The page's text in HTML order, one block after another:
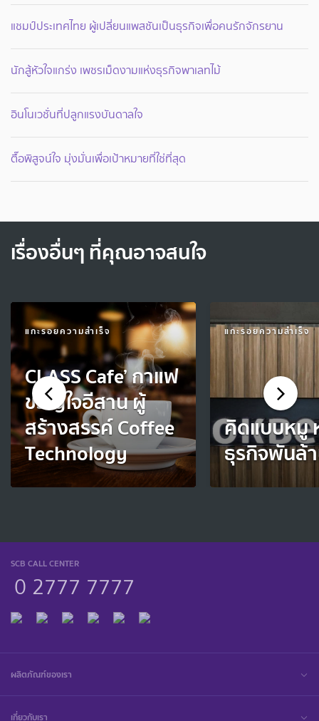
แชมป์ประเทศไทย ผู้เปลี่ยนแพสชันเป็นธุรกิจเพื่อคนรักจักรยาน
นักสู้หัวใจแกร่ง เพชรเม็ดงามแห่งธุรกิจพาเลทไม้
อินโนเวชั่นที่ปลูกแรงบันดาลใจ
ตื๊อพิสูจน์ใจ มุ่งมั่นเพื่อเป้าหมายที่ใช่ที่สุด
เรื่องอื่นๆ ที่คุณอาจสนใจ
แกะรอยความสำเร็จ
CLASS Cafe’ กาแฟ
ขวัญใจอีสาน ผู้
สร้างสรรค์ Coffee
Technology
แกะรอยความสำเร็จ
คิดแบบหมู
ธุรกิจพันล้
SCB CALL CENTER
0 2777 7777
ผลิตภัณฑ์ของเรา
เกี่ยวกับเรา